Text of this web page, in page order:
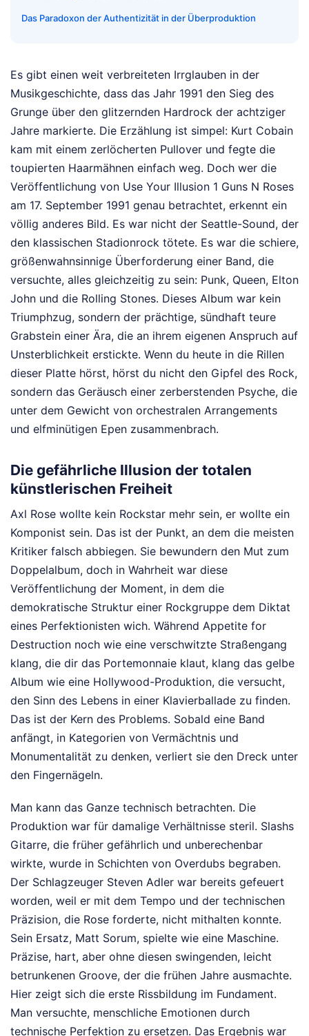
Das Paradoxon der Authentizität in der Überproduktion
Es gibt einen weit verbreiteten Irrglauben in der
Musikgeschichte, dass das Jahr 1991 den Sieg des
Grunge über den glitzernden Hardrock der achtziger
Jahre markierte. Die Erzählung ist simpel: Kurt Cobain
kam mit einem zerlöcherten Pullover und fegte die
toupierten Haarmähnen einfach weg. Doch wer die
Veröffentlichung von Use Your Illusion 1 Guns N Roses
am 17. September 1991 genau betrachtet, erkennt ein
völlig anderes Bild. Es war nicht der Seattle-Sound, der
den klassischen Stadionrock tötete. Es war die schiere,
größenwahnsinnige Überforderung einer Band, die
versuchte, alles gleichzeitig zu sein: Punk, Queen, Elton
John und die Rolling Stones. Dieses Album war kein
Triumphzug, sondern der prächtige, sündhaft teure
Grabstein einer Ära, die an ihrem eigenen Anspruch auf
Unsterblichkeit erstickte. Wenn du heute in die Rillen
dieser Platte hörst, hörst du nicht den Gipfel des Rock,
sondern das Geräusch einer zerberstenden Psyche, die
unter dem Gewicht von orchestralen Arrangements
und elfminütigen Epen zusammenbrach.
Die gefährliche Illusion der totalen
künstlerischen Freiheit
Axl Rose wollte kein Rockstar mehr sein, er wollte ein
Komponist sein. Das ist der Punkt, an dem die meisten
Kritiker falsch abbiegen. Sie bewundern den Mut zum
Doppelalbum, doch in Wahrheit war diese
Veröffentlichung der Moment, in dem die
demokratische Struktur einer Rockgruppe dem Diktat
eines Perfektionisten wich. Während Appetite for
Destruction noch wie eine verschwitzte Straßengang
klang, die dir das Portemonnaie klaut, klang das gelbe
Album wie eine Hollywood-Produktion, die versucht,
den Sinn des Lebens in einer Klavierballade zu finden.
Das ist der Kern des Problems. Sobald eine Band
anfängt, in Kategorien von Vermächtnis und
Monumentalität zu denken, verliert sie den Dreck unter
den Fingernägeln.
Man kann das Ganze technisch betrachten. Die
Produktion war für damalige Verhältnisse steril. Slashs
Gitarre, die früher gefährlich und unberechenbar
wirkte, wurde in Schichten von Overdubs begraben.
Der Schlagzeuger Steven Adler war bereits gefeuert
worden, weil er mit dem Tempo und der technischen
Präzision, die Rose forderte, nicht mithalten konnte.
Sein Ersatz, Matt Sorum, spielte wie eine Maschine.
Präzise, hart, aber ohne diesen swingenden, leicht
betrunkenen Groove, der die frühen Jahre ausmachte.
Hier zeigt sich die erste Rissbildung im Fundament.
Man versuchte, menschliche Emotionen durch
technische Perfektion zu ersetzen. Das Ergebnis war